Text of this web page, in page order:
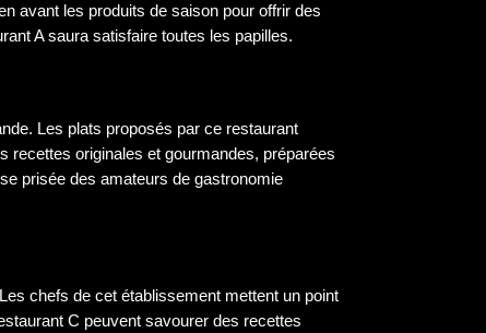
avant les produits de saison pour offrir des
A saura satisfaire toutes les papilles.
Les plats proposés par ce restaurant
recettes originales et gourmandes, préparées
prisée des amateurs de gastronomie
chefs de cet établissement mettent un point
C peuvent savourer des recettes